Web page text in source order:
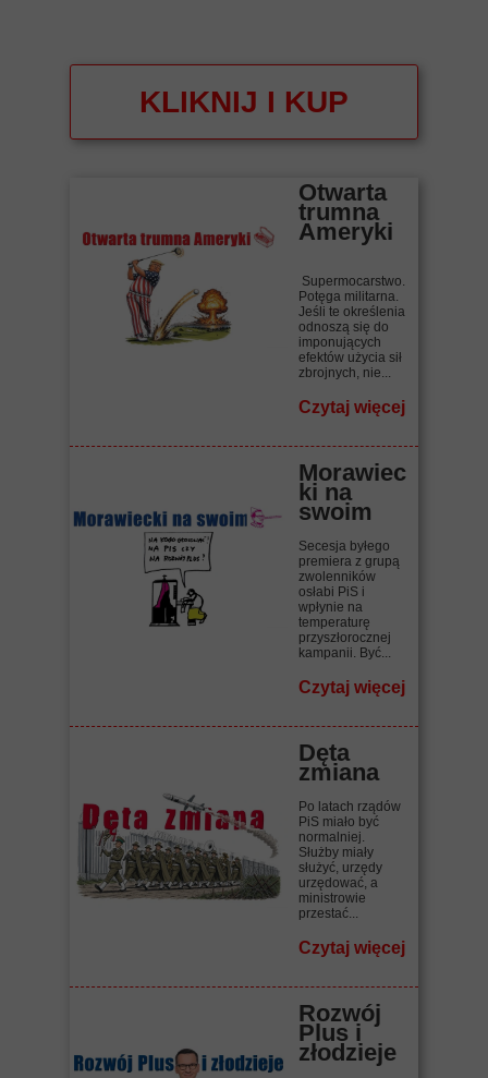
Otwarta
trumna
Ameryki
Supermocarstwo.
Potęga militarna.
Jeśli te określenia
odnoszą się do
imponujących
efektów użycia sił
zbrojnych, nie...
Czytaj więcej
Morawiec
ki na
swoim
Secesja byłego
premiera z grupą
zwolenników
osłabi PiS i
wpłynie na
temperaturę
przyszłorocznej
kampanii. Być...
Czytaj więcej
Dęta
zmiana
Po latach rządów
PiS miało być
normalniej.
Służby miały
służyć, urzędy
urzędować, a
ministrowie
przestać...
Czytaj więcej
Rozwój
Plus i
złodzieje
KLIKNIJ I KUP